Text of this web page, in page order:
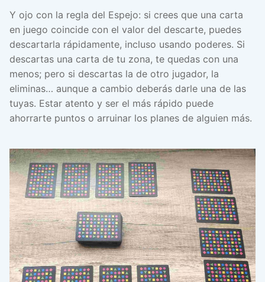
Y ojo con la regla del Espejo: si crees que una carta
en juego coincide con el valor del descarte, puedes
descartarla rápidamente, incluso usando poderes. Si
descartas una carta de tu zona, te quedas con una
menos; pero si descartas la de otro jugador, la
eliminas… aunque a cambio deberás darle una de las
tuyas. Estar atento y ser el más rápido puede
ahorrarte puntos o arruinar los planes de alguien más.